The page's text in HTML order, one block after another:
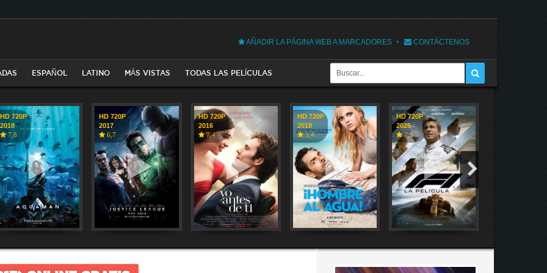
AÑADIR LA PÁGINA WEB A MARCADORES CONTÁCTENOS
ESPAÑOL LATINO MÁS VISTAS TODAS LAS PELÍCULAS
HD 720P
2018
7,8
HD 720P
2017
6,7
HD 720P
2016
7,4
HD 720P
2018
5,4
HD 720P
2025
7,9